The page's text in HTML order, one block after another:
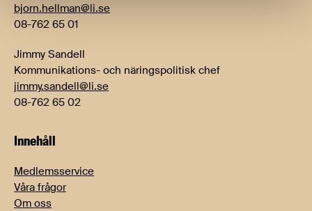
bjorn.hellman@li.se
08-762 65 01
Jimmy Sandell
Kommunikations- och näringspolitisk chef
jimmy.sandell@li.se
08-762 65 02
Innehåll
Medlemsservice
Våra frågor
Om oss